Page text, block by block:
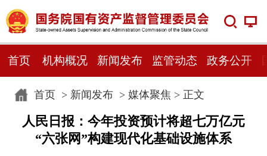
首页 机构概况 新闻发布 监管动态 政务公开
首页> 新闻发布> 媒体聚焦 > 正文
人民日报：今年投资预计将超七万亿元
“六张网”构建现代化基础设施体系